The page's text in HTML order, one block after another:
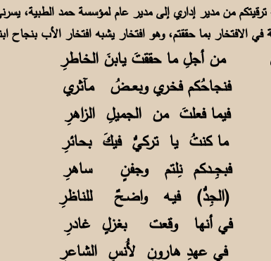
من مدير إداري إلى مدير عام لمؤسسة حمد الطبية، يسرني
الافتخار بما حققتم، وهو افتخار يشبه افتخار الأب بنجاح
من أجلِ ما حققتَ يابنَ الخاطرِ
فخري وبعــضُ مآثري
فيما فعلتَ من الجميلِ الزاهرِ
ما كنتُ يا تركيُّ فيكَ بحائرِ
فبجِــدكم نِلتم وجفنٍ ساهرِ
(الجِدُّ) فيـه واضـحٌ للناظرِ
في أنها وقعت بغزلٍ غادرِ
في عهدِ هارونٍ لأُنسِ الشاعرِ